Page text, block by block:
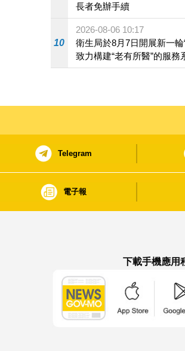
長者免辦手續
10
2026-08-06 10:17
衛生局於8月7日開展新一
致力構建“老有所醫”的服務
Telegram
電子報
下載手機應用